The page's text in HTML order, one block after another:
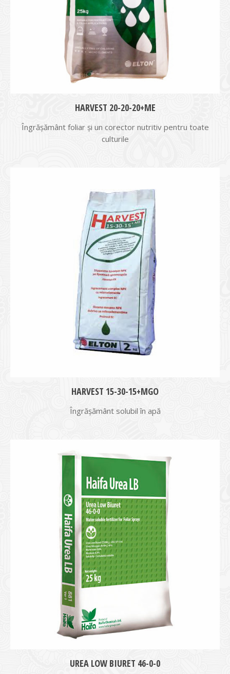
HARVEST 20-20-20+ME
Îngrășământ foliar şi un corector nutritiv pentru toate
culturile
HARVEST 15-30-15+MGO
Îngrășământ solubil în apă
UREA LOW BIURET 46-0-0